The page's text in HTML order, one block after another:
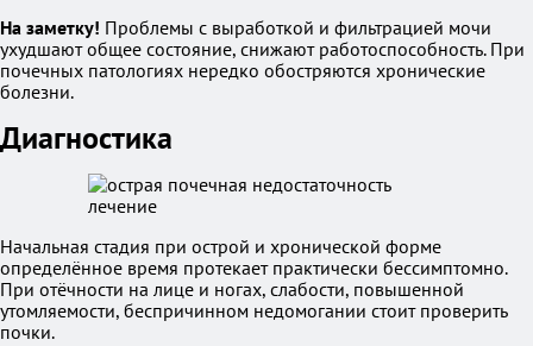
На заметку! Проблемы с выработкой и фильтрацией мочи
ухудшают общее состояние, снижают работоспособность. При
почечных патологиях нередко обостряются хронические
болезни.
Диагностика
Начальная стадия при острой и хронической форме
определённое время протекает практически бессимптомно.
При отёчности на лице и ногах, слабости, повышенной
утомляемости, беспричинном недомогании стоит проверить
почки.